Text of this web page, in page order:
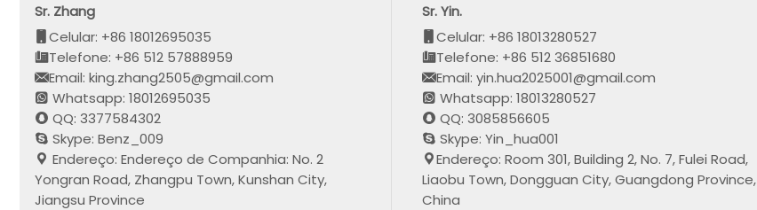
Sr. Zhang
Celular: +86 18012695035
Telefone: +86 512 57888959
Email: king.zhang2505@gmail.com
Whatsapp: 18012695035
QQ: 3377584302
Skype: Benz_009
Endereço: Endereço de Companhia: No. 2
Yongran Road, Zhangpu Town, Kunshan City,
Jiangsu Province
Sr. Yin.
Celular: +86 18013280527
Telefone: +86 512 36851680
Email: yin.hua2025001@gmail.com
Whatsapp: 18013280527
QQ: 3085856605
Skype: Yin_hua001
Endereço: Room 301, Building 2, No. 7, Fulei Road,
Liaobu Town, Dongguan City, Guangdong Province,
China